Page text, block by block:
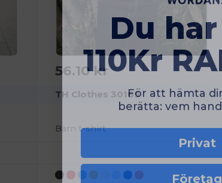
56.10 kr
TH Clothes 30169
Barn t-shirt
Du
110Kr
berätta: vem